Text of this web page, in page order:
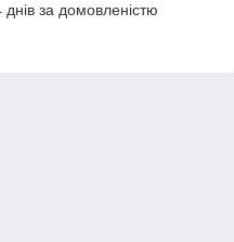
за домовленістю